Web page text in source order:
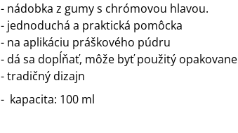
- nádobka z gumy s chrómovou hlavou.
- jednoduchá a praktická pomôcka
- na aplikáciu práškového púdru
- dá sa dopĺňať, môže byť použitý opakovane
- tradičný dizajn
- kapacita: 100 ml